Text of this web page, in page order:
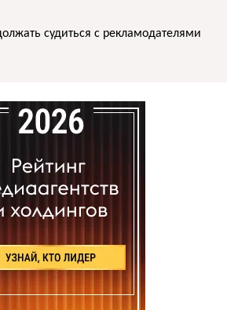
судиться с рекламодателями